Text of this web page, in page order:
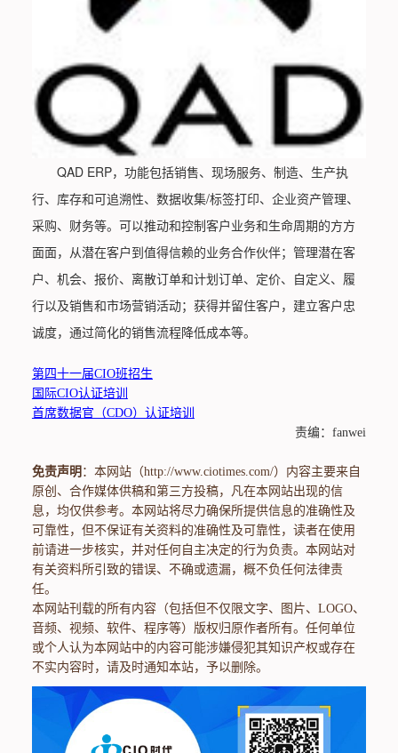
QAD ERP，功能包括销售、现场服务、制造、生产执
行、库存和可追溯性、数据收集/标签打印、企业资产管理、
采购、财务等。可以推动和控制客户业务和生命周期的方方
面面，从潜在客户到值得信赖的业务合作伙伴；管理潜在客
户、机会、报价、离散订单和计划订单、定价、自定义、履
行以及销售和市场营销活动；获得并留住客户，建立客户忠
诚度，通过简化的销售流程降低成本等。
第四十一届CIO班招生
国际CIO认证培训
首席数据官（CDO）认证培训
责编：fanwei
免责声明 ：本网站（http://www.ciotimes.com/）内容主要来自
原创、合作媒体供稿和第三方投稿，凡在本网站出现的信
息，均仅供参考。本网站将尽力确保所提供信息的准确性及
可靠性，但不保证有关资料的准确性及可靠性，读者在使用
前请进一步核实，并对任何自主决定的行为负责。本网站对
有关资料所引致的错误、不确或遗漏，概不负任何法律责
任。
本网站刊载的所有内容（包括但不仅限文字、图片、LOGO、
音频、视频、软件、程序等）版权归原作者所有。任何单位
或个人认为本网站中的内容可能涉嫌侵犯其知识产权或存在
不实内容时，请及时通知本站，予以删除。